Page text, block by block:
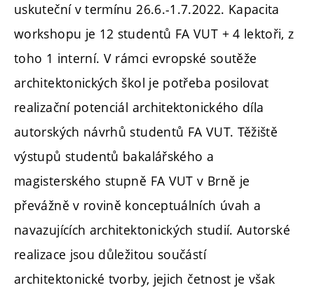
uskuteční v termínu 26.6.-1.7.2022. Kapacita
workshopu je 12 studentů FA VUT + 4 lektoři, z
toho 1 interní. V rámci evropské soutěže
architektonických škol je potřeba posilovat
realizační potenciál architektonického díla
autorských návrhů studentů FA VUT. Těžiště
výstupů studentů bakalářského a
magisterského stupně FA VUT v Brně je
převážně v rovině konceptuálních úvah a
navazujících architektonických studií. Autorské
realizace jsou důležitou součástí
architektonické tvorby, jejich četnost je však